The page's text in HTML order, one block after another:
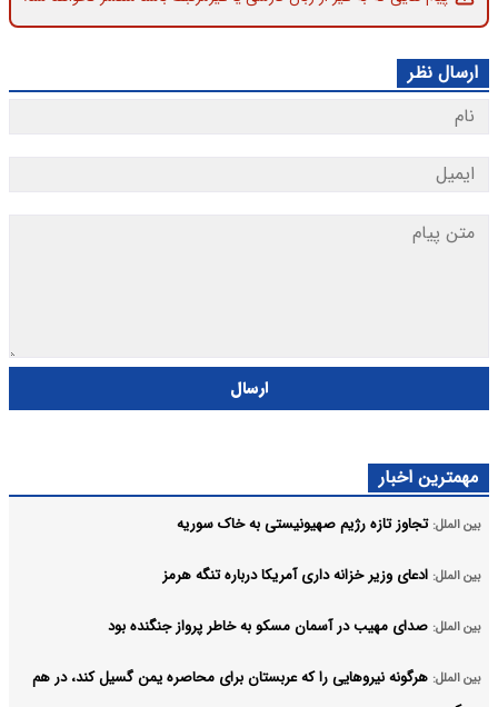
ارسال نظر
ارسال
مهمترین اخبار
بین الملل: تجاوز تازه رژیم صهیونیستی به خاک سوریه
بین الملل: ادعای وزیر خزانه داری آمریکا درباره تنگه هرمز
بین الملل: صدای مهیب در آسمان مسکو به خاطر پرواز جنگنده بود
بین الملل: هرگونه نیروهایی را که عربستان برای محاصره یمن گسیل کند، در هم